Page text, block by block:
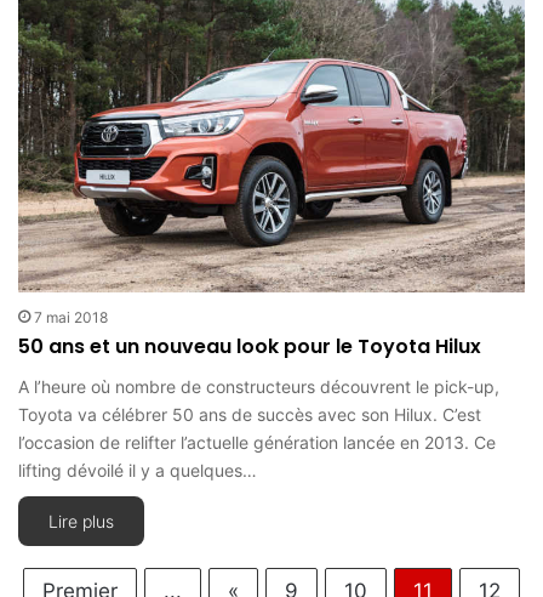
7 mai 2018
50 ans et un nouveau look pour le Toyota Hilux
A l’heure où nombre de constructeurs découvrent le pick-up,
Toyota va célébrer 50 ans de succès avec son Hilux. C’est
l’occasion de relifter l’actuelle génération lancée en 2013. Ce
lifting dévoilé il y a quelques…
Lire plus
Premier ... « 9 10 11 12